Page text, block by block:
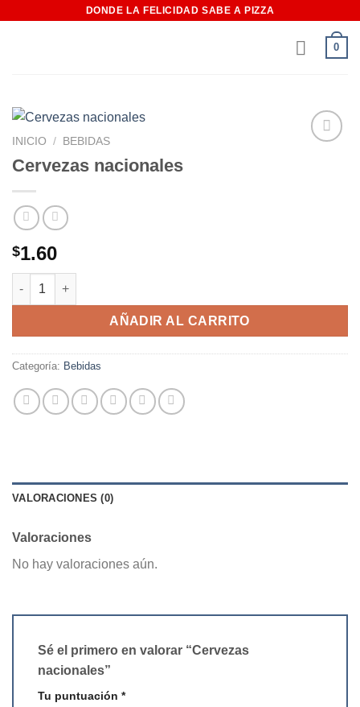
DONDE LA FELICIDAD SABE A PIZZA
0
INICIO / BEBIDAS
Cervezas nacionales
$1.60
Cervezas nacionales cantidad
AÑADIR AL CARRITO
Categoría: Bebidas
VALORACIONES (0)
Valoraciones
No hay valoraciones aún.
Sé el primero en valorar “Cervezas
nacionales”
Tu puntuación *